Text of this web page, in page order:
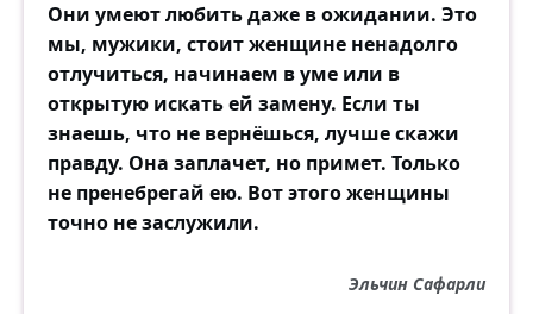
Они умеют любить даже в ожидании. Это
мы, мужики, стоит женщине ненадолго
отлучиться, начинаем в уме или в
открытую искать ей замену. Если ты
знаешь, что не вернёшься, лучше скажи
правду. Она заплачет, но примет. Только
не пренебрегай ею. Вот этого женщины
точно не заслужили.
Эльчин Сафарли